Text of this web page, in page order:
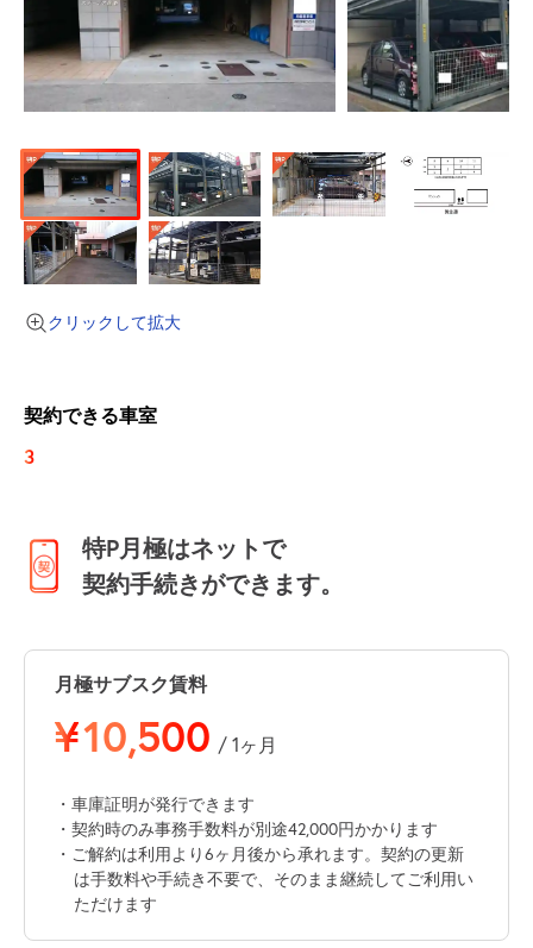
クリックして拡大
契約できる車室
3
特P月極はネットで
契約手続きができます。
月極サブスク賃料
¥10,500 / 1ヶ月
・車庫証明が発行できます
・契約時のみ事務手数料が別途42,000円かかります
・ご解約は利用より6ヶ月後から承れます。契約の更新
は手数料や手続き不要で、そのまま継続してご利用い
ただけます